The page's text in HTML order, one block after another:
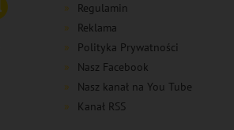
Regulamin
Reklama
Polityka Prywatności
Nasz Facebook
Nasz kanał na You Tube
Kanał RSS